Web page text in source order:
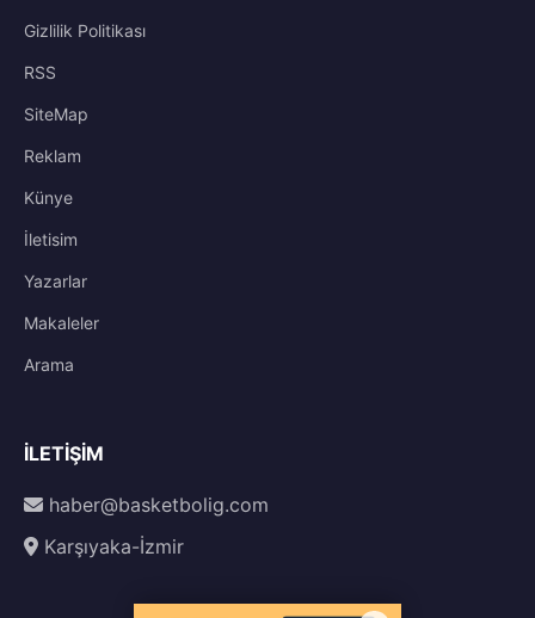
Gizlilik Politikası
RSS
SiteMap
Reklam
Künye
İletisim
Yazarlar
Makaleler
Arama
İLETIŞIM
haber@basketbolig.com
Karşıyaka-İzmir